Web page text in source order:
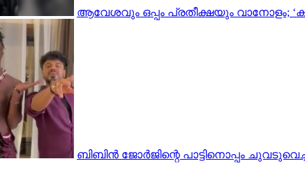
ആവേശവും ഒപ്പം പ്രതീക്ഷയും വാനോളം;
ബിബിൻ ജോർജിന്റെ പാട്ടിനൊപ്പം